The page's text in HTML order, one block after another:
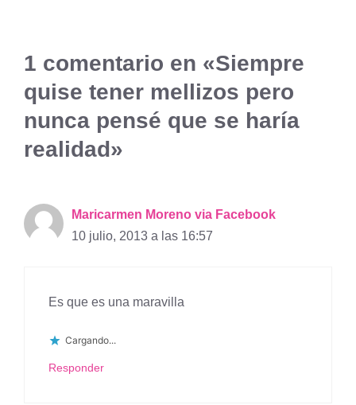
1 comentario en «Siempre
quise tener mellizos pero
nunca pensé que se haría
realidad»
Maricarmen Moreno via Facebook
10 julio, 2013 a las 16:57
Es que es una maravilla
Cargando...
Responder